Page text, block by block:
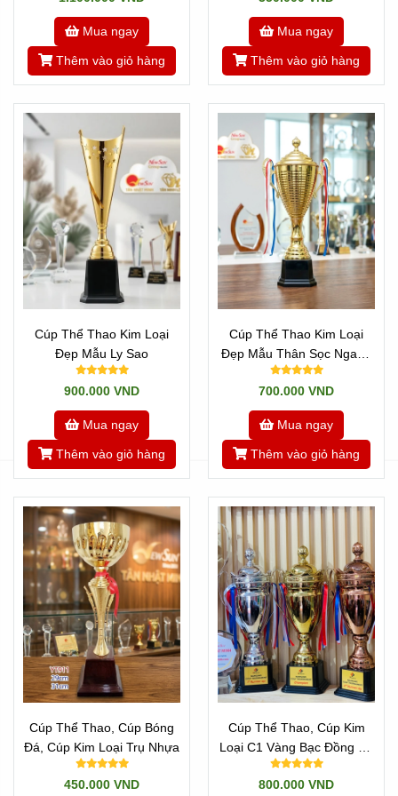
Ý Nghĩa Tôn Vinh Từ Thiết Kế Mau Cup Golf
Đep Trong Giải Đấu
Mỗi chiếc cúp vinh danh trao tay golfer không chỉ đại
trưng cho tinh thần thể thao trung thực, cao quý. Do
đó, sở hữu một thiết kếmau cup golf đep
tinh xảo sẽ
giúp ban tổ chức thể hiện trọn vẹn sự trân trọng đối
với những nỗ lực cống hiến của từng vận động viên.
Bên cạnh yếu tố giá trị tinh thần, Tân Nhật Minh luôn
ứng dụng công nghệ phủ bóng bề mặt hiện đại nhằm
đảm bảo chiếc cúp vinh danh giữ vững độ sáng bền
bỉ, không bị xỉn màu hay bám bụi theo thời gian.
Lợi Thế Đặt Chế Tác Mẫu Cúp Golf Đẹp Giá
Gốc Tại Xưởng
Đặt làm các dòng sản phẩm mẫu cúp golf đẹp
tiếp tại xưởng Tân Nhật Minh giúp ban tổ chức tối ưu
hóa nguồn ngân sách hiệu quả do loại bỏ toàn bộ các
bước trung gian thương mại. Chúng tôi đáp ứng linh
hoạt từ các đơn hàng gấp số lượng ít đến các lô hàng
chế tác độc bản phức tạp.
Ngoài ra, đội ngũ thợ lành nghề của chúng tôi còn liên
tục cập nhật những xu hướng thiết kế quà tặng thể
lựa chọn cho quý khách hàng.
Mua ngay
Thêm vào giỏ hàng
Mua ngay
Thêm vào giỏ hàng
Cúp Thể Thao Kim Loại
Đẹp Mẫu Ly Sao
900.000 VND
Mua ngay
Thêm vào giỏ hàng
Cúp Thể Thao Kim Loại
Đẹp Mẫu Thân Sọc Ngang
Đẹp
700.000 VND
Mua ngay
Thêm vào giỏ hàng
Cúp Thể Thao, Cúp Bóng
Đá, Cúp Kim Loại Trụ Nhựa
450.000 VND
Cúp Thể Thao, Cúp Kim
Loại C1 Vàng Bạc Đồng Và
Có Cả 3 Size
800.000 VND